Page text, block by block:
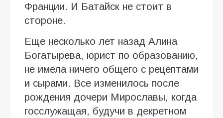
Франции. И Батайск не стоит в
стороне.
Еще несколько лет назад Алина
Богатырева, юрист по образованию,
не имела ничего общего с рецептами
и сырами. Все изменилось после
рождения дочери Мирославы, когда
госслужащая, будучи в декретном